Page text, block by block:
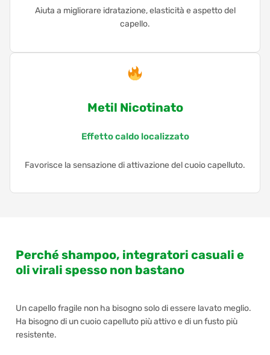
Aiuta a migliorare idratazione, elasticità e aspetto del
capello.
Metil Nicotinato
Effetto caldo localizzato
Favorisce la sensazione di attivazione del cuoio capelluto.
Perché shampoo, integratori casuali e
oli virali spesso non bastano
Un capello fragile non ha bisogno solo di essere lavato meglio.
Ha bisogno di un cuoio capelluto più attivo e di un fusto più
resistente.